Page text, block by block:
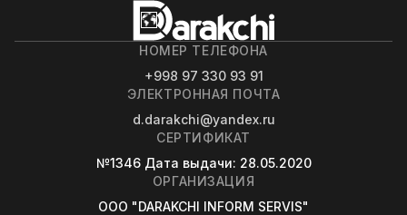
НОМЕР ТЕЛЕФОНА
+998 97 330 93 91
ЭЛЕКТРОННАЯ ПОЧТА
d.darakchi@yandex.ru
СЕРТИФИКАТ
№1346 Дата выдачи: 28.05.2020
ОРГАНИЗАЦИЯ
OOO "DARAKCHI INFORM SERVIS"